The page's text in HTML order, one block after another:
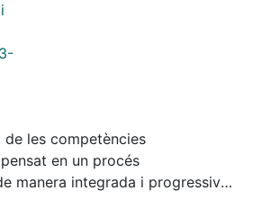
de les competències
en un procés
manera integrada i progressiva
ha